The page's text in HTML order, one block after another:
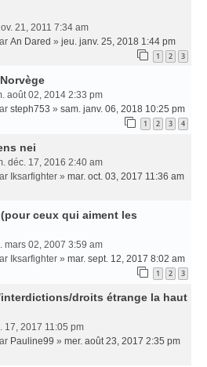
21, 2011 7:34 am
An Dared » jeu. janv. 25, 2018 1:44 pm
1 2 3
août 02, 2014 2:33 pm
steph753 » sam. janv. 06, 2018 10:25 pm
1 2 3 4
nei
déc. 17, 2016 2:40 am
Iksarfighter » mar. oct. 03, 2017 11:36 am
ceux qui aiment les
mars 02, 2007 3:59 am
Iksarfighter » mar. sept. 12, 2017 8:02 am
1 2 3
droits étrange la haut
17, 2017 11:05 pm
Pauline99 » mer. août 23, 2017 2:35 pm